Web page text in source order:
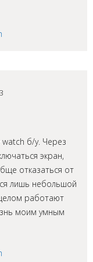
б/у. Через
экран,
отказаться от
лишь небольшой
работают
моим умным